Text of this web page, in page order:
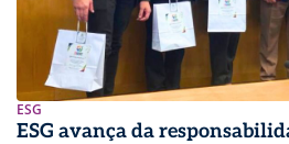
ESG
ESG avança da